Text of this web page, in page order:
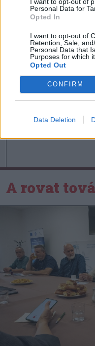
Personal Data for
Opted In
I want to opt-out of
Retention, Sale,
Personal Data that
Purposes for which
Opted Out
CONFIRM
Data Deletion
B.
A rovat